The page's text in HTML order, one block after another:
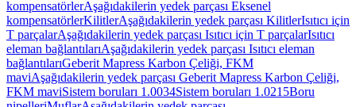
kompensatörlerAşağıdakilerin yedek parçası Eksenel
kompensatörlerKilitlerAşağıdakilerin yedek parçası KilitlerIsıtıcı için
T parçalarAşağıdakilerin yedek parçası Isıtıcı için T parçalarIsıtıcı
eleman bağlantılarıAşağıdakilerin yedek parçası Isıtıcı eleman
bağlantılarıGeberit Mapress Karbon Çeliği, FKM
maviAşağıdakilerin yedek parçası Geberit Mapress Karbon Çeliği,
FKM maviSistem boruları 1.0034Sistem boruları 1.0215Boru